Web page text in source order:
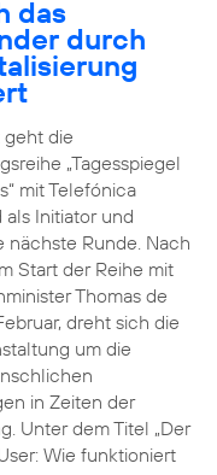
das
durch
geht die
„Tagesspiegel
mit Telefónica
Initiator und
nächste Runde. Nach
Start der Reihe mit
Thomas de
dreht sich die
um die
in Zeiten der
Unter dem Titel „Der
Wie funktioniert